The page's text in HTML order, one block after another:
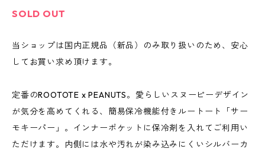
SOLD OUT
当ショップは国内正規品（新品）のみ取り扱いのため、安心
してお買い求め頂けます。
定番のROOTOTE x PEANUTS。愛らしいスヌーピーデザイン
が気分を高めてくれる、簡易保冷機能付きルートート「サー
モキーパー」。インナーポケットに保冷剤を入れてご利用い
ただけます。内側には水や汚れが染み込みにくいシルバーカ